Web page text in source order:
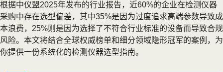
根据中仪盟2025年发布的行业报告，近60%的企业在检测仪器
采购中存在选型偏差，其中35%是因为过度追求高端参数导致成
本浪费，25%则是因为选择了不符合行业标准的设备而导致合规
风险。本文将结合全球权威榜单和细分领域隐形冠军的案例，为
你提供一份系统化的检测仪器选型指南。